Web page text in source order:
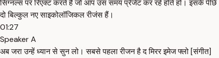
सिग्नल्स पर रिएक्ट करते हैं जो आप उस समय प्रेजेंट कर रहे होते हो। इसके पीछे
दो बिल्कुल नए साइकोलॉजिकल रीजंस हैं।
01:27
Speaker A
अब जरा उन्हें ध्यान से सुन लो। सबसे पहला रीजन है द मिरर इमेज फ्लो [संगीत]